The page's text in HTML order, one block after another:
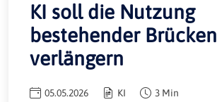
KI soll die Nutzung
bestehender Brücken
verlängern
05.05.2026 KI 3 Min